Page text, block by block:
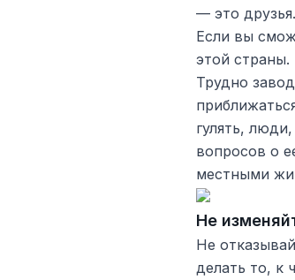
— это
Если вы
этой страны.
Трудно
гулять,
вопросов о
местными
Не
Не
делать то, к